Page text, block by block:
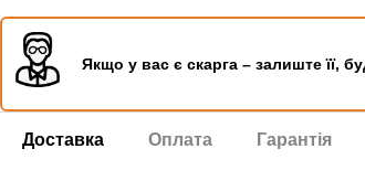
Якщо у вас є скарга – залиште її,
Доставка Оплата Гарантія